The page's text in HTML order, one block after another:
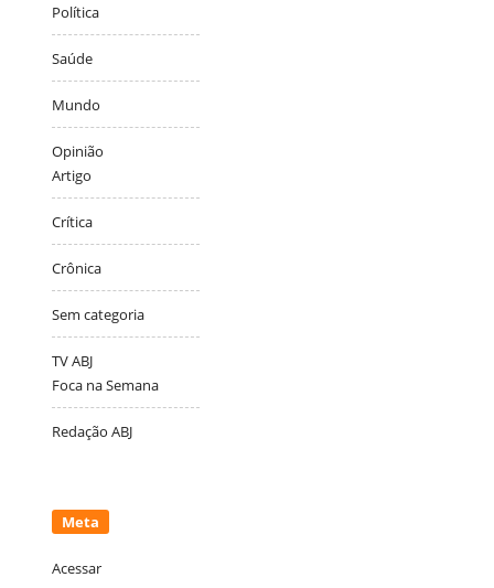
Política
Saúde
Mundo
Opinião
Artigo
Crítica
Crônica
Sem categoria
TV ABJ
Foca na Semana
Redação ABJ
Meta
Acessar